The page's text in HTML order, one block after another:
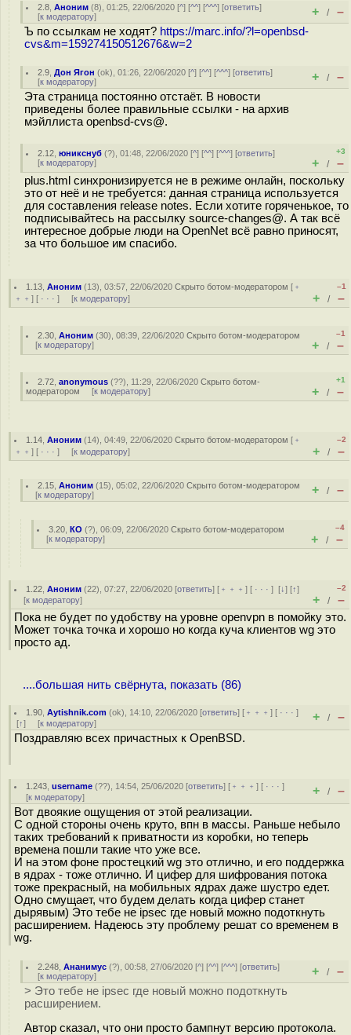
2.8 ,Аноним (8), 01:25, 22/06/2020 [^] [^^] [^^^] [ответить]
[к модератору] + / –
Ъ по ссылкам не ходят? https://marc.info/?l=openbsd-
cvs&m=159274150512676&w=2
2.9 ,Дон Ягон (ok), 01:26, 22/06/2020 [^] [^^] [^^^] [ответить]
[к модератору] + / –
Эта страница постоянно отстаёт. В новости
приведены более правильные ссылки - на архив
мэйллиста openbsd-cvs@.
2.12 ,юникснуб (?), 01:48, 22/06/2020 [^] [^^] [^^^] [ответить]
[к модератору]
+3
+ / –
plus.html синхронизируется не в режиме онлайн, поскольку
это от неё и не требуется: данная страница используется
для составления release notes. Если хотите горяченькое, то
подписывайтесь на рассылку source-changes@. А так всё
интересное добрые люди на OpenNet всё равно приносят,
за что большое им спасибо.
1.13 ,Аноним (13), 03:57, 22/06/2020Скрыто ботом-модератором [ ﹢
﹢﹢ ] [ · · · ] [к модератору]
–1
+ / –
2.30 ,Аноним (30), 08:39, 22/06/2020Скрыто ботом-модератором
[к модератору]
–1
+ / –
2.72 ,anonymous (??), 11:29, 22/06/2020Скрыто ботом-
модератором [к модератору]
+1
+ / –
1.14 ,Аноним (14), 04:49, 22/06/2020Скрыто ботом-модератором [ ﹢
﹢﹢ ] [ · · · ] [к модератору]
–2
+ / –
2.15 ,Аноним (15), 05:02, 22/06/2020Скрыто ботом-модератором
[к модератору] + / –
3.20 ,КО (?), 06:09, 22/06/2020Скрыто ботом-модератором
[к модератору]
–4
+ / –
1.22 ,Аноним (22), 07:27, 22/06/2020 [ответить] [ ﹢﹢﹢] [ · · ·][↓] [↑]
[к модератору]
–2
+ / –
Пока не будет по удобству на уровне openvpn в помойку это.
Может точка точка и хорошо но когда куча клиентов wg это
просто ад.
....большая нить свёрнута, показать (86)
1.90 ,Aytishnik.com (ok), 14:10, 22/06/2020 [ответить] [ ﹢﹢﹢] [ · · ·]
[↑] [к модератору] + / –
Поздравляю всех причастных к OpenBSD.
1.243 ,username (??), 14:54, 25/06/2020 [ответить] [ ﹢﹢﹢] [ · · ·]
[к модератору] + / –
Вот двоякие ощущения от этой реализации.
С одной стороны очень круто, впн в массы. Раньше небыло
таких требований к приватности из коробки, но теперь
времена пошли такие что уже все.
И на этом фоне простецкий wg это отлично, и его поддержка
в ядрах - тоже отлично. И цифер для шифрования потока
тоже прекрасный, на мобильных ядрах даже шустро едет.
Одно смущает, что будем делать когда цифер станет
дырявым) Это тебе не ipsec где новый можно подоткнуть
расширением. Надеюсь эту проблему решат со временем в
wg.
2.248 ,Ананимус (?), 00:58, 27/06/2020 [^] [^^] [^^^] [ответить]
[к модератору] + / –
> Это тебе не ipsec где новый можно подоткнуть
расширением.
Автор сказал, что они просто бампнут версию протокола.